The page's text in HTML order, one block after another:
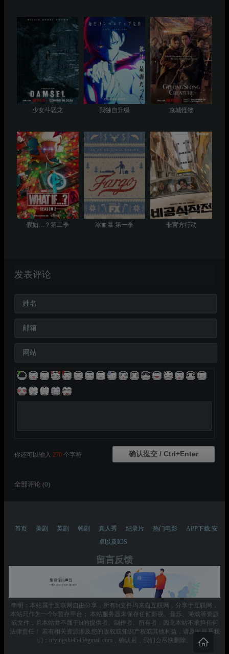
少女斗恶龙 我独自升级 京城怪物
假如…？第二季 冰血暴 第一季 非官方行动
发表评论
姓名
邮箱
网站
你还可以输入 270 个字符
全部评论 (0)
首页 美剧 英剧 韩剧 真人秀 纪录片 热门电影
APP下载:安
卓以及IOS
留言反馈
申明：本站属于互联网自由分享，所有bt文件均来自互联网，分享于互联网，
本站只作为一个bt暂存平台； 本站服务器未保存任何影视、音乐、游戏等资源
或文件，且本站并不属于bt的提供者、制作者、所有者，因此本站不承担任何
法律责任！ 若有相关资源涉及您的版权或知识产权或其他利益，请及时联系我
们：nfyingshi4545#gmail.com，确认后，我们会尽快删除。